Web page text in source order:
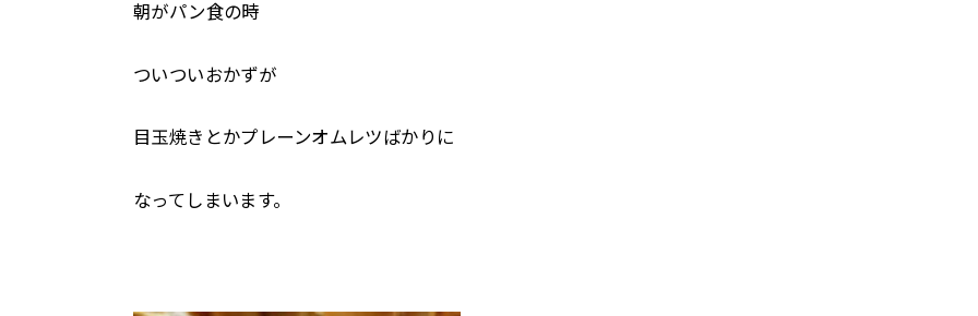
朝がパン食の時
ついついおかずが
目玉焼きとかプレーンオムレツばかりに
なってしまいます。